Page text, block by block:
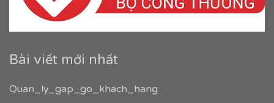
Bài viết mới nhất
Quan_ly_gap_go_khach_hang